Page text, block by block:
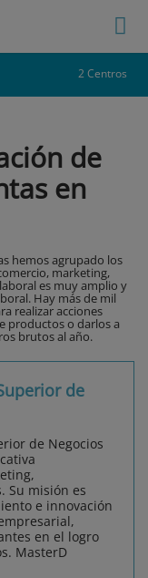
2 Centros
de
en
hemos agrupado los
marketing,
es muy amplio y
Hay más de mil
realizar acciones
productos o darlos a
brutos al año.
de
de Negocios
Su misión es
e innovación
en el logro
MasterD